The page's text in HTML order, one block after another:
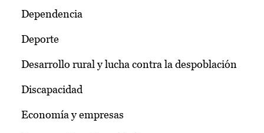
Dependencia
Deporte
Desarrollo rural y lucha contra la despoblación
Discapacidad
Economía y empresas